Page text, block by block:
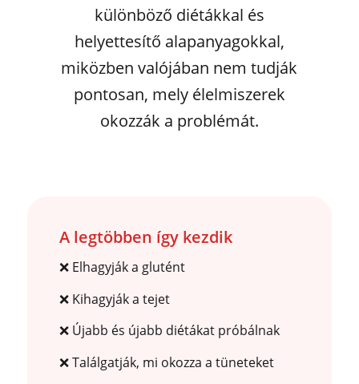
különböző diétákkal és
helyettesítő alapanyagokkal,
miközben valójában nem tudják
pontosan, mely élelmiszerek
okozzák a problémát.
A legtöbben így kezdik
❌ Elhagyják a glutént
❌ Kihagyják a tejet
❌ Újabb és újabb diétákat próbálnak
❌ Találgatják, mi okozza a tüneteket